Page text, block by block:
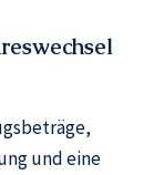
und eine